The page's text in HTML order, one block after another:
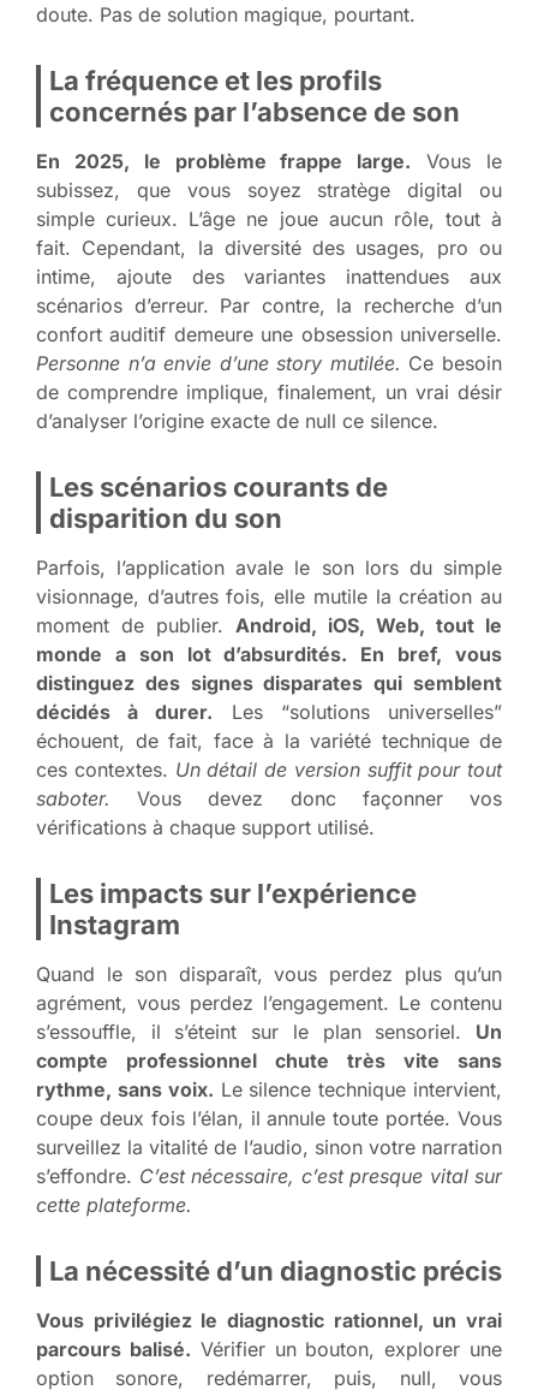
doute. Pas de solution magique, pourtant.
La fréquence et les profils
concernés par l’absence de son
En 2025, le problème frappe large. Vous le
subissez, que vous soyez stratège digital ou
simple curieux. L’âge ne joue aucun rôle, tout à
fait. Cependant, la diversité des usages, pro ou
intime, ajoute des variantes inattendues aux
scénarios d’erreur. Par contre, la recherche d’un
confort auditif demeure une obsession universelle.
Personne n’a envie d’une story mutilée. Ce besoin
de comprendre implique, finalement, un vrai désir
d’analyser l’origine exacte de null ce silence.
Les scénarios courants de
disparition du son
Parfois, l’application avale le son lors du simple
visionnage, d’autres fois, elle mutile la création au
moment de publier. Android, iOS, Web, tout le
monde a son lot d’absurdités. En bref, vous
distinguez des signes disparates qui semblent
décidés à durer. Les “solutions universelles”
échouent, de fait, face à la variété technique de
ces contextes. Un détail de version suffit pour tout
saboter. Vous devez donc façonner vos
vérifications à chaque support utilisé.
Les impacts sur l’expérience
Instagram
Quand le son disparaît, vous perdez plus qu’un
agrément, vous perdez l’engagement. Le contenu
s’essouffle, il s’éteint sur le plan sensoriel. Un
compte professionnel chute très vite sans
rythme, sans voix. Le silence technique intervient,
coupe deux fois l’élan, il annule toute portée. Vous
surveillez la vitalité de l’audio, sinon votre narration
s’effondre. C’est nécessaire, c’est presque vital sur
cette plateforme.
La nécessité d’un diagnostic précis
Vous privilégiez le diagnostic rationnel, un vrai
parcours balisé. Vérifier un bouton, explorer une
option sonore, redémarrer, puis, null, vous